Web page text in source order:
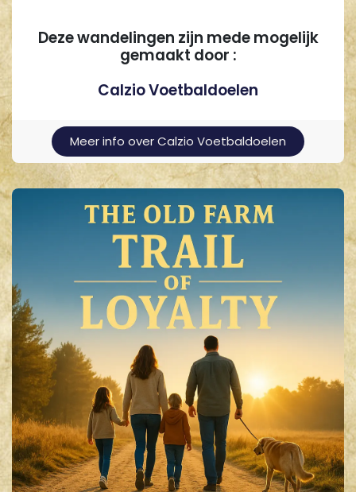
Deze wandelingen zijn mede mogelijk
gemaakt door :
Calzio Voetbaldoelen
Meer info over Calzio Voetbaldoelen